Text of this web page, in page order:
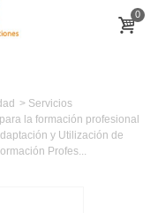
0
> Servicios
la formación profesional
y Utilización de
Profes...